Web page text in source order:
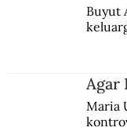
Buyut
Agar
Maria